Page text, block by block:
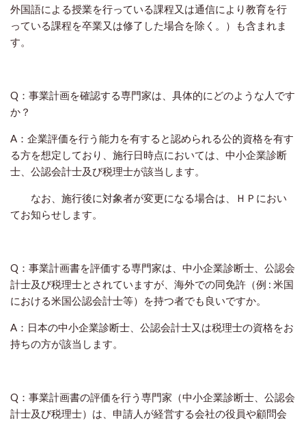
外国語による授業を行っている課程又は通信により教育を行
っている課程を卒業又は修了した場合を除く。）も含まれま
す。
Q：事業計画を確認する専門家は、具体的にどのような人です
か？
A：企業評価を行う能力を有すると認められる公的資格を有す
る方を想定しており、施行日時点においては、中小企業診断
士、公認会計士及び税理士が該当します。
なお、施行後に対象者が変更になる場合は、ＨＰにおい
てお知らせします。
Q：事業計画書を評価する専門家は、中小企業診断士、公認会
計士及び税理士とされていますが、海外での同免許（例 : 米国
における米国公認会計士等）を持つ者でも良いですか。
A：日本の中小企業診断士、公認会計士又は税理士の資格をお
持ちの方が該当します。
Q：事業計画書の評価を行う専門家（中小企業診断士、公認会
計士及び税理士）は、申請人が経営する会社の役員や顧問会